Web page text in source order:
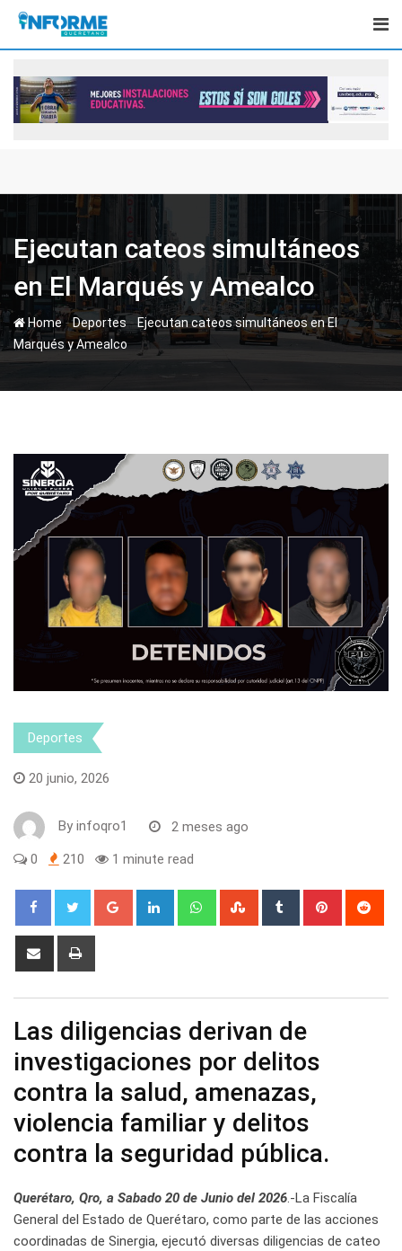
Skip
content
Ejecutan cateos simultáneos
en El Marqués y Amealco
Home-Deportes-Ejecutan cateos simultáneos en El
Marqués y Amealco
Deportes
20 junio, 2026
By infoqro1 2 meses ago
0 210 1 minute read
Google+ LinkedIn WhatsappStumbleUpon
Tumblr Pinterest
Share
Las diligencias derivan de
investigaciones por delitos
contra la salud, amenazas,
violencia familiar y delitos
contra la seguridad pública.
Querétaro, Qro, a Sabado 20 de Junio del 2026.-La Fiscalía
General del Estado de Querétaro, como parte de las acciones
coordinadas de Sinergia, ejecutó diversas diligencias de cateo